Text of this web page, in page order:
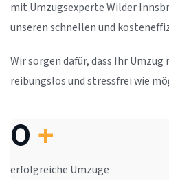
mit Umzugsexperte Wilder
unseren schnellen und
Wir sorgen dafür, dass Ihr Umzug
reibungslos und stressfrei wie
0 +
erfolgreiche Umzüge